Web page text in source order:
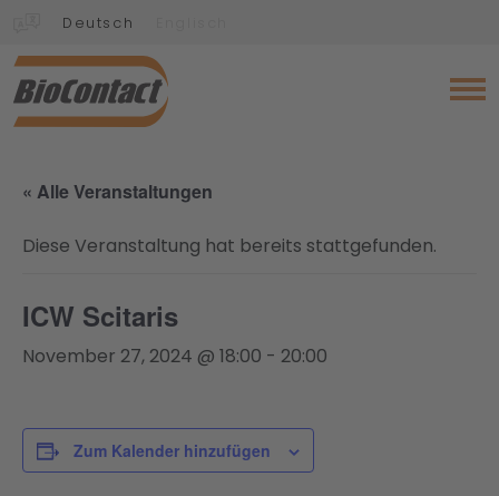
Deutsch
« Alle Veranstaltungen
Diese Veranstaltung hat bereits stattgefunden.
ICW Scitaris
November 27, 2024 @ 18:00 - 20:00
Zum Kalender hinzufügen